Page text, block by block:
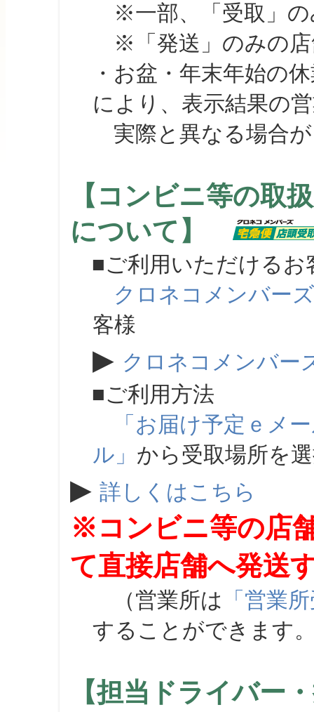
※一部、「受取」の
※「発送」のみの店
・お盆・年末年始の
により、表示結果の
実際と異なる場合が
【コンビニ等の取
について】
■ご利用いただけるお
クロネコメンバーズ
客様
▶ クロネコメンバー
■ご利用方法
「お届け予定ｅメ
ル」 から受取場所を
▶ 詳しくはこちら
※コンビニ等の店
て直接店舗へ発送
（営業所は 「営業
することができます
【担当ドライバー